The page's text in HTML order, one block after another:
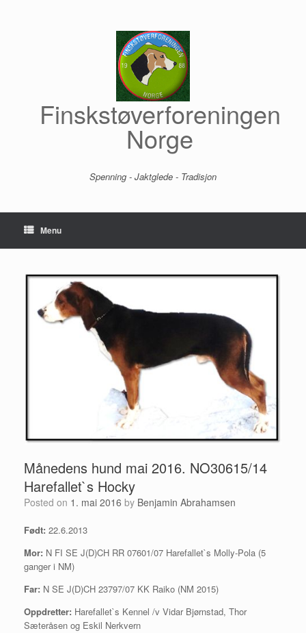
Finskstøverforeningen
Norge
Spenning - Jaktglede - Tradisjon
Menu
Månedens hund mai 2016. NO30615/14
Harefallet`s Hocky
Posted on 1. mai 2016 by Benjamin Abrahamsen
Født: 22.6.2013
Mor: N FI SE J(D)CH RR 07601/07 Harefallet`s Molly-Pola (5
ganger i NM)
Far: N SE J(D)CH 23797/07 KK Raiko (NM 2015)
Oppdretter: Harefallet`s Kennel /v Vidar Bjørnstad, Thor
Sæteråsen og Eskil Nerkvern